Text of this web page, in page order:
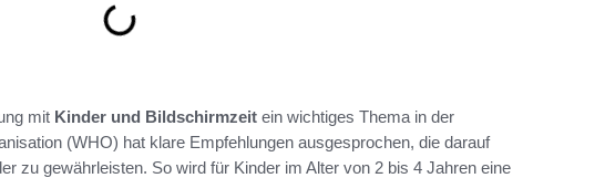
mit Kinder und Bildschirmzeit ein wichtiges Thema in der
(WHO) hat klare Empfehlungen ausgesprochen, die darauf
zu gewährleisten. So wird für Kinder im Alter von 2 bis 4 Jahren eine